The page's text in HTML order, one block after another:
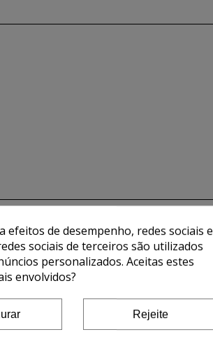
efeitos de desempenho, redes sociais e
sociais de terceiros são utilizados
personalizados. Aceitas estes
envolvidos?
Rejeite